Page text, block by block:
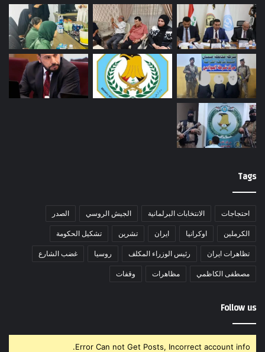
Tags
احتجاجات الانتخابات البرلمانية الجيش الروسي الصدر
الكرملين اوكرانيا ايران تشرين تشكيل الحكومة
تظاهرات ايران رئيس الوزراء المكلف روسيا غضب الشارع
مصطفى الكاظمي مظاهرات وقفات
Follow us
Error Can not Get Posts, Incorrect account info.